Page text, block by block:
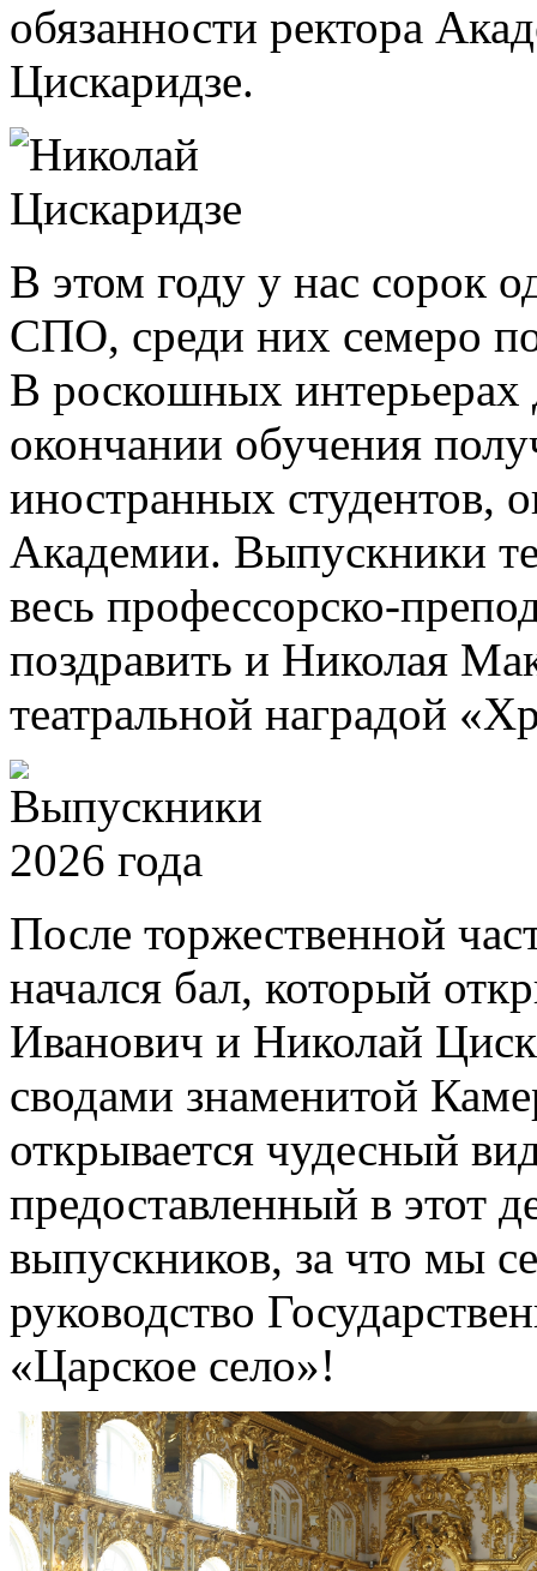
обязанности ректора
Цискаридзе.
В этом году у нас сорок
СПО, среди них семеро
В роскошных интерьерах
окончании обучения
иностранных студентов,
Академии. Выпускники
весь профессорско-
поздравить и Николая
театральной наградой
После торжественной
начался бал, который
Иванович и Николай
сводами знаменитой
открывается чудесный
предоставленный в этот
выпускников, за что мы
руководство
«Царское село»!